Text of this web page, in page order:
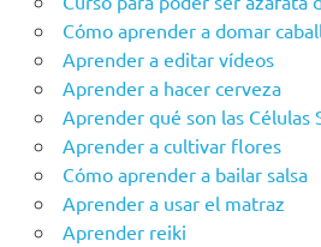
Cómo aprender a domar
Aprender a editar vídeos
Aprender a hacer cerveza
Aprender qué son las Células
Aprender a cultivar flores
Cómo aprender a bailar salsa
Aprender a usar el matraz
Aprender reiki